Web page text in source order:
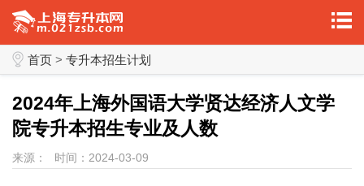
首页 > 专升本招生计划
2024年上海外国语大学贤达经济人文学
院专升本招生专业及人数
来源： 时间：2024-03-09